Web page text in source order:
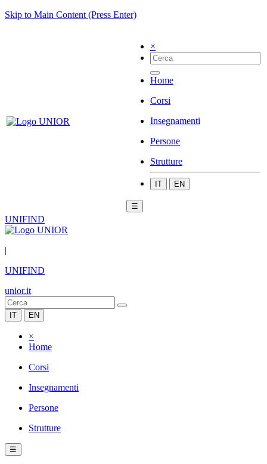
Skip to Main Content (Press Enter)
×
Home
Corsi
Insegnamenti
Persone
Strutture
IT EN
☰
UNIFIND
|
UNIFIND
unior.it
IT EN
×
Home
Corsi
Insegnamenti
Persone
Strutture
☰